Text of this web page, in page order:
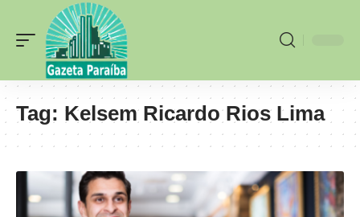
Tag: Kelsem Ricardo Rios Lima